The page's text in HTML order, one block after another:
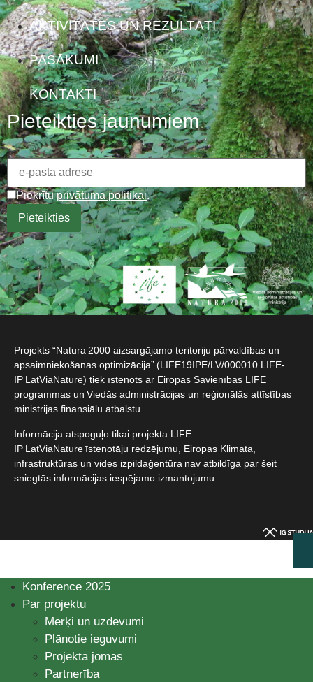
AKTIVITĀTES UN REZULTĀTI
PASĀKUMI
KONTAKTI
Pieteikties jaunumiem
Piekrītuprivātuma politikai.
Projekts “Natura 2000 aizsargājamo teritoriju pārvaldības un
apsaimniekošanas optimizācija” (LIFE19IPE/LV/000010 LIFE-
IP LatViaNature) tiek īstenots ar Eiropas Savienības LIFE
programmas un Viedās administrācijas un reģionālās attīstības
ministrijas finansiālu atbalstu.​
Informācija atspoguļo tikai projekta LIFE
IP LatViaNature īstenotāju redzējumu, Eiropas Klimata,
infrastruktūras un vides izpildaģentūra nav atbildīga par šeit
sniegtās informācijas iespējamo izmantojumu.​
Konference 2025
Par projektu
Mērķi un uzdevumi
Plānotie ieguvumi
Projekta jomas
Partnerība